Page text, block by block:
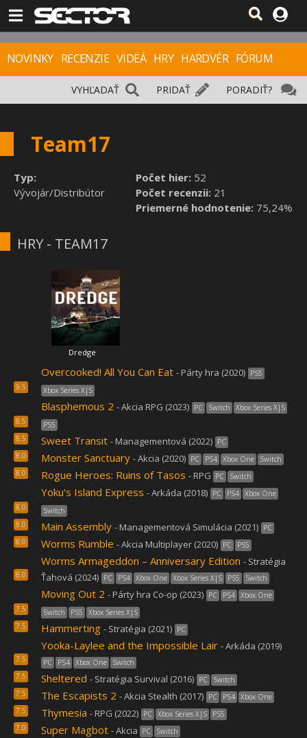
NOVINKY RECENZIE VIDEÁ HRY HARDVÉR FÓRUM
PORADIŤ?
PRIDAŤ
VYHĽADAŤ
Team17
Počet hier: 52
Počet recenzii: 21
Priemerné hodnotenie: 75,24%
Typ:
Vývojár/Distribútor
HRY - TEAM17
Dredge
Overcooked! All You Can Eat - Párty hra (2020) PS5
Xbox Series X|S
9.5
Blasphemous 2 - Akcia RPG (2023) PC Switch
Xbox Series X|S
PS5
8.5
Sweet Transit - Managementová (2022) PC
8.5
Monster Sanctuary - Akcia (2020) PC PS4 Xbox One Switch
8.0
Rogue Heroes: Ruins of Tasos - RPG PC Switch
8.0
Yoku's Island Express - Arkáda (2018) PC PS4 Xbox One
Switch
8.0
Main Assembly - Managementová Simulácia (2021) PC
8.0
Worms Rumble - Akcia Multiplayer (2020) PC PS5
8.0
Worms Armageddon – Anniversary Edition - Stratégia
Ťahová (2024) PC PS4 Xbox One Xbox Series X|S PS5 Switch
8.0
Moving Out 2 - Párty hra Co-op (2023) PC PS4 Xbox One
Switch
PS5 Xbox Series X|S
7.5
Hammerting - Stratégia (2021) PC
7.5
Yooka-Laylee and the Impossible Lair - Arkáda (2019)
PC PS4 Xbox One Switch
7.5
Sheltered - Stratégia Survival (2016) PC Switch
7.5
The Escapists 2 - Akcia Stealth (2017) PC PS4 Xbox One
7.5
Thymesia - RPG (2022) PC Xbox Series X|S PS5
7.5
Super Magbot - Akcia PC Switch
7.0